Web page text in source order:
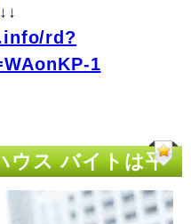
↓↓
rd?
1
ウス バイトは平